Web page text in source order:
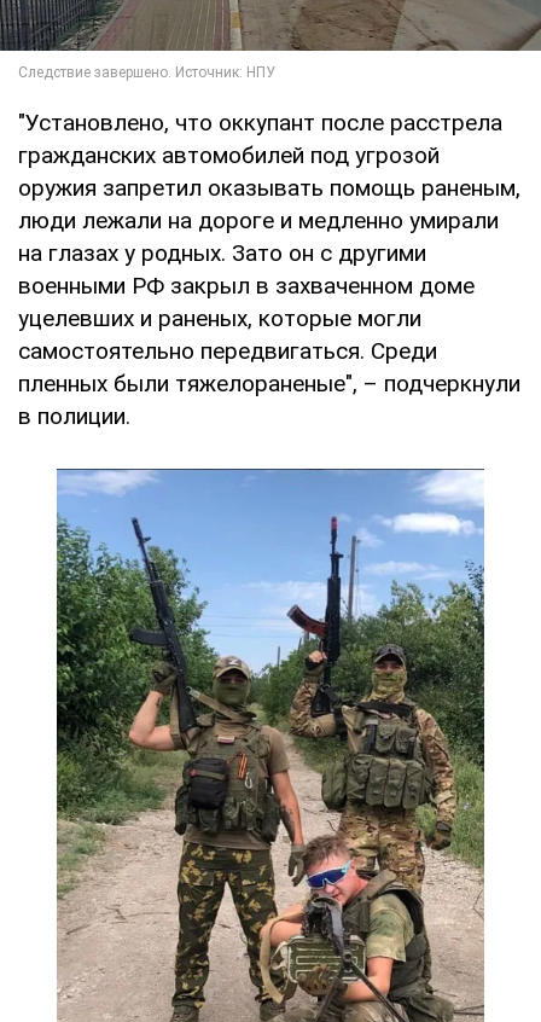
"Установлено, что оккупант после расстрела
гражданских автомобилей под угрозой
оружия запретил оказывать помощь раненым,
люди лежали на дороге и медленно умирали
на глазах у родных. Зато он с другими
военными РФ закрыл в захваченном доме
уцелевших и раненых, которые могли
самостоятельно передвигаться. Среди
пленных были тяжелораненые", – подчеркнули
в полиции.